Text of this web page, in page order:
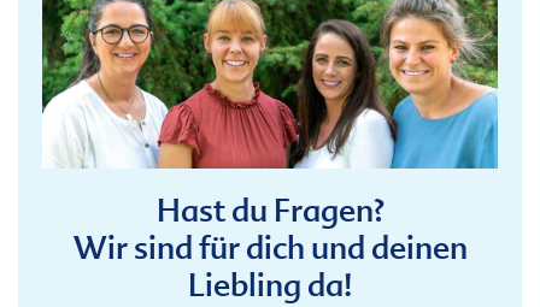
Hast du Fragen?
Wir sind für dich und deinen
Liebling da!